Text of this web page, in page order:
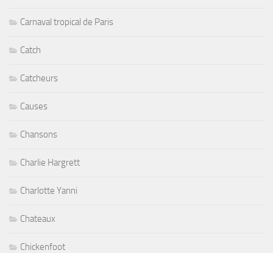
Carnaval tropical de Paris
Catch
Catcheurs
Causes
Chansons
Charlie Hargrett
Charlotte Yanni
Chateaux
Chickenfoot